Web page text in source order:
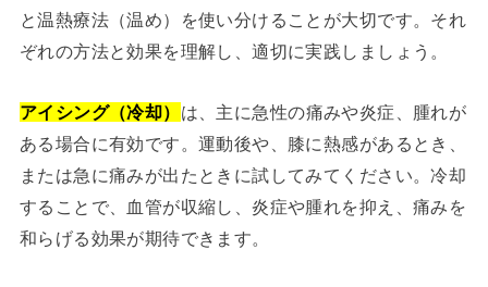
と温熱療法（温め）を使い分けることが大切です。それ
ぞれの方法と効果を理解し、適切に実践しましょう。
アイシング（冷却） は、主に急性の痛みや炎症、腫れが
ある場合に有効です。運動後や、膝に熱感があるとき、
または急に痛みが出たときに試してみてください。冷却
することで、血管が収縮し、炎症や腫れを抑え、痛みを
和らげる効果が期待できます。